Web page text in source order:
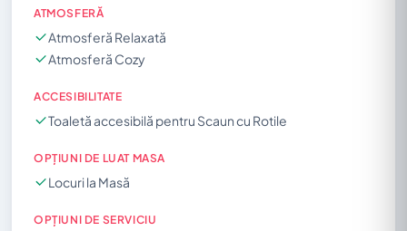
ATMOSFERĂ
Atmosferă Relaxată
Atmosferă Cozy
ACCESIBILITATE
Toaletă accesibilă pentru Scaun cu Rotile
OPȚIUNI DE LUAT MASA
Locuri la Masă
OPȚIUNI DE SERVICIU